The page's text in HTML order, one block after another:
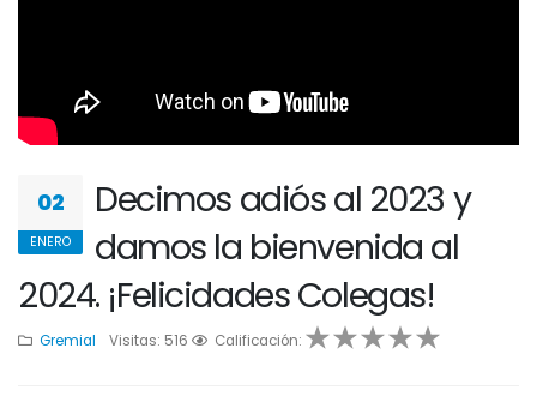
02
ENERO
Decimos adiós al 2023 y
damos la bienvenida al
2024. ¡Felicidades Colegas!
Gremial Visitas: 516 Calificación:
1 2 3 4 5